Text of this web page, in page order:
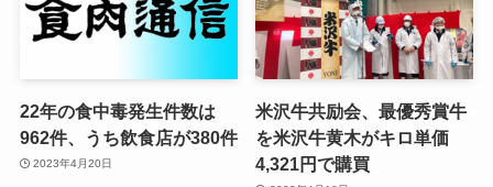
22年の食中毒発生件数は
962件、うち飲食店が380件
2023年4月20日
米沢牛共励会、最優秀賞牛
を米沢牛黄木がキロ単価
4,321円で購買